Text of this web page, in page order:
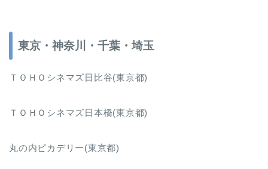
東京・神奈川・千葉・埼玉
ＴＯＨＯシネマズ日比谷(東京都)
ＴＯＨＯシネマズ日本橋(東京都)
丸の内ピカデリー(東京都)